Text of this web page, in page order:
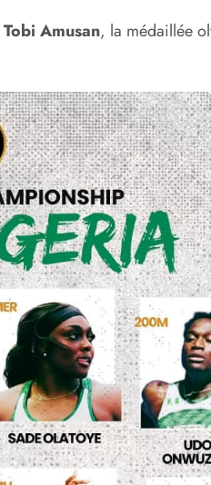
Tobi Amusan, la médaillée